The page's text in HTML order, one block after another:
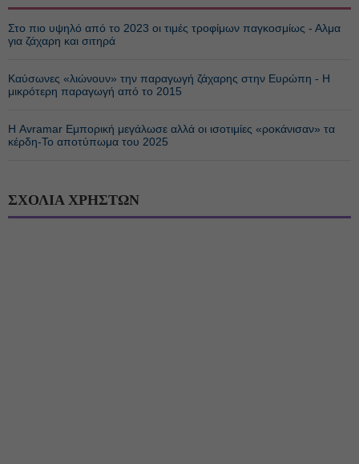
Στο πιο υψηλό από το 2023 οι τιμές τροφίμων παγκοσμίως - Αλμα
για ζάχαρη και σιτηρά
Καύσωνες «λιώνουν» την παραγωγή ζάχαρης στην Ευρώπη - Η
μικρότερη παραγωγή από το 2015
Η Avramar Εμπορική μεγάλωσε αλλά οι ισοτιμίες «ροκάνισαν» τα
κέρδη-Το αποτύπωμα του 2025
ΣΧΟΛΙΑ ΧΡΗΣΤΩΝ